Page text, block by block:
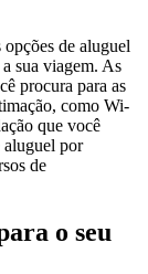
de aluguel
sua viagem. As
procura para as
como Wi-
que você
aluguel por
de
o seu